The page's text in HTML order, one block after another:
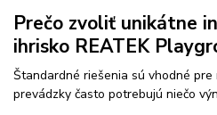
Prečo zvoliť unikátne
ihrisko REATEK
Štandardné riešenia sú vhodné
prevádzky často potrebujú niečo